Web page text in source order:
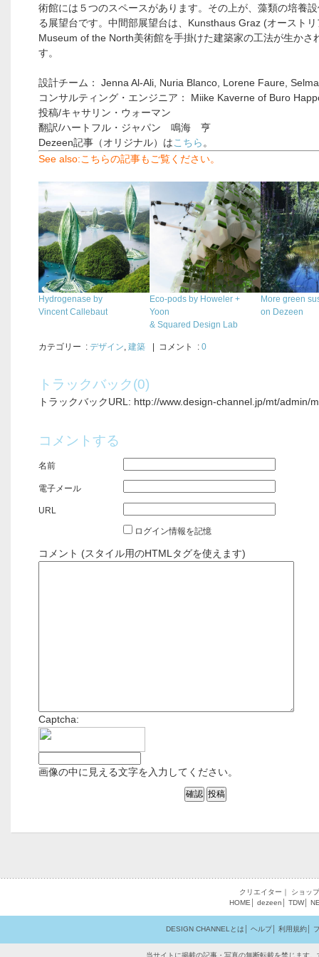
術館には５つのスペースがあります。その上が、藻類の培養
る展望台です。中間部展望台は、Kunsthaus Graz (オースト
Museum of the North美術館を手掛けた建築家の工法が生かさ
す。
設計チーム： Jenna Al-Ali, Nuria Blanco, Lorene Faure,
コンサルティング・エンジニア： Miike Kaverne of Buro
投稿/キャサリン・ウォーマン
翻訳/ハートフル・ジャパン 鳴海 亨
Dezeen記事（オリジナル）はこちら 。
See also:こちらの記事もご覧ください。
Hydrogenase by
Vincent Callebaut
Eco-pods by Howeler +
Yoon
& Squared Design Lab
More green
on Dezeen
カテゴリー : デザイン, 建築 | コメント : 0
トラックバック(0)
トラックバックURL: http://www.design-channel.jp/mt/admin/
コメントする
名前
電子メール
URL
ログイン情報を記憶
コメント (スタイル用のHTMLタグを使えます)
Captcha:
画像の中に見える文字を入力してください。
クリエイター
ショップ
HOME
dezeen TDW│
DESIGN CHANNELとは ヘルプ│ 利用規約│